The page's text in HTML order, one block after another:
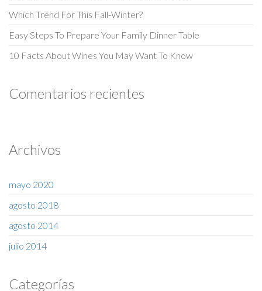
Which Trend For This Fall-Winter?
Easy Steps To Prepare Your Family Dinner Table
10 Facts About Wines You May Want To Know
Comentarios recientes
Archivos
mayo 2020
agosto 2018
agosto 2014
julio 2014
Categorías